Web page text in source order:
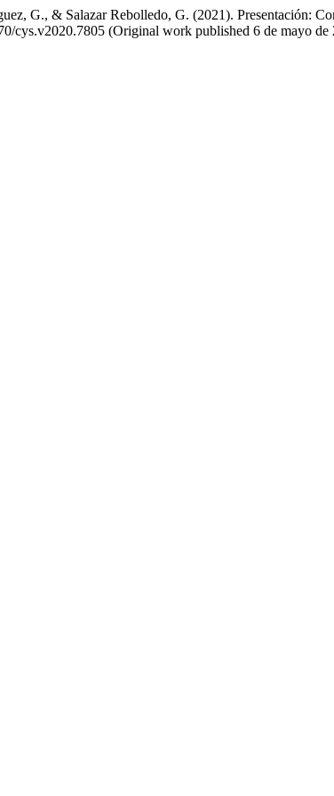
G., & Salazar Rebolledo, G. (2021). Presentación:
cys.v2020.7805 (Original work published 6 de mayo de